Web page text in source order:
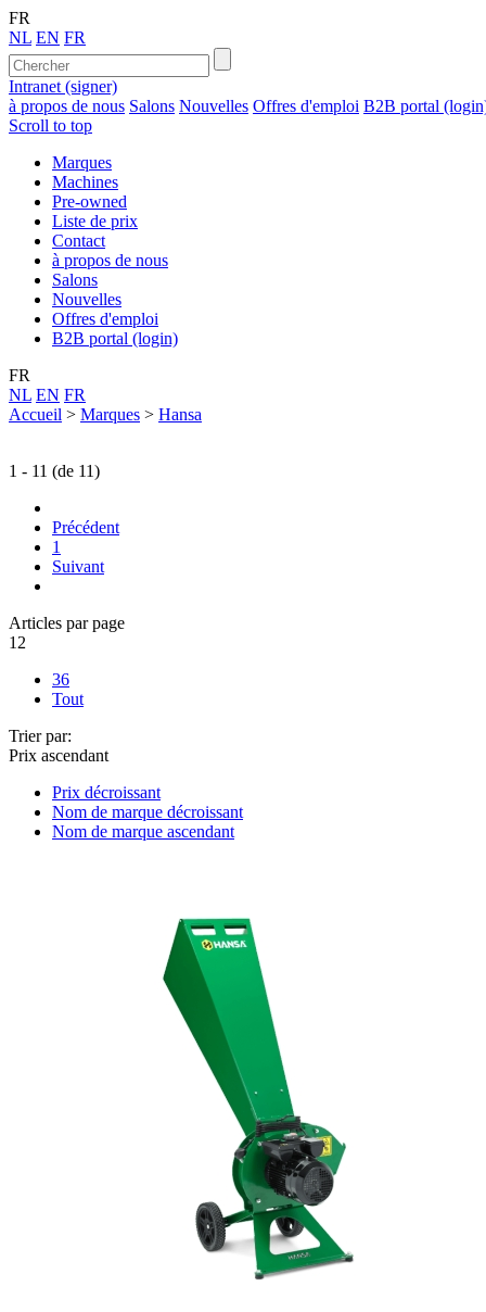
FR
NL EN FR
Intranet (signer)
à propos de nous Salons Nouvelles Offres d'emploi B2B portal
Scroll to top
Marques
Machines
Pre-owned
Liste de prix
Contact
à propos de nous
Salons
Nouvelles
Offres d'emploi
B2B portal (login)
FR
NL EN FR
Accueil > Marques > Hansa
1 - 11 (de 11)
Précédent
1
Suivant
Articles par page
12
36
Tout
Trier par:
Prix ascendant
Prix décroissant
Nom de marque décroissant
Nom de marque ascendant